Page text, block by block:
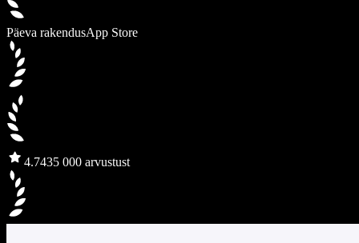
Päeva rakendusApp Store
4.7435 000 arvustust